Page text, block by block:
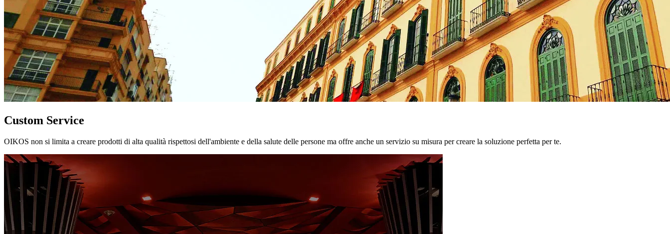
Custom Service
OIKOS non si limita a creare prodotti di alta qualità rispettosi dell'ambiente e della salute delle persone ma offre anche un servizio su misura per creare la soluzione perfetta per te.